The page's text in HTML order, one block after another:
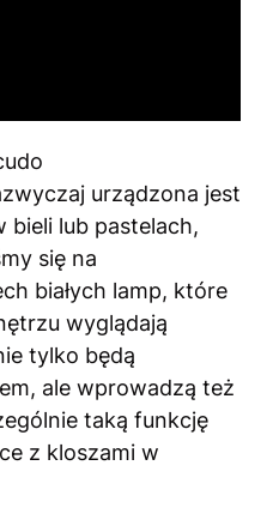
urządzona jest
bieli lub pastelach,
się na
białych lamp, które
wyglądają
tylko będą
ale wprowadzą też
taką funkcję
z kloszami w